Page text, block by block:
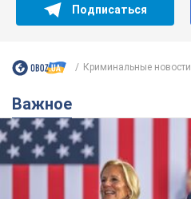
Подписаться
Криминальные новости
Важное